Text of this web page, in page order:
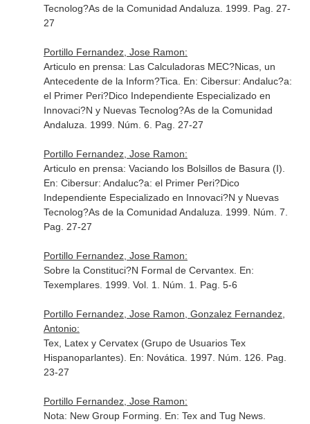
Tecnolog?As de la Comunidad Andaluza . 1999. Pag. 27-
27
Portillo Fernandez, Jose Ramon:
Articulo en prensa: Las Calculadoras MEC?Nicas, un
Antecedente de la Inform?Tica. En: Cibersur: Andaluc?a:
el Primer Peri?Dico Independiente Especializado en
Innovaci?N y Nuevas Tecnolog?As de la Comunidad
Andaluza . 1999. Núm. 6. Pag. 27-27
Portillo Fernandez, Jose Ramon:
Articulo en prensa: Vaciando los Bolsillos de Basura (I).
En: Cibersur: Andaluc?a: el Primer Peri?Dico
Independiente Especializado en Innovaci?N y Nuevas
Tecnolog?As de la Comunidad Andaluza . 1999. Núm. 7.
Pag. 27-27
Portillo Fernandez, Jose Ramon:
Sobre la Constituci?N Formal de Cervantex. En:
Texemplares. 1999. Vol. 1. Núm. 1. Pag. 5-6
Portillo Fernandez, Jose Ramon, Gonzalez Fernandez,
Antonio:
Tex, Latex y Cervatex (Grupo de Usuarios Tex
Hispanoparlantes). En: Novática . 1997. Núm. 126. Pag.
23-27
Portillo Fernandez, Jose Ramon:
Nota: New Group Forming. En: Tex and Tug News.